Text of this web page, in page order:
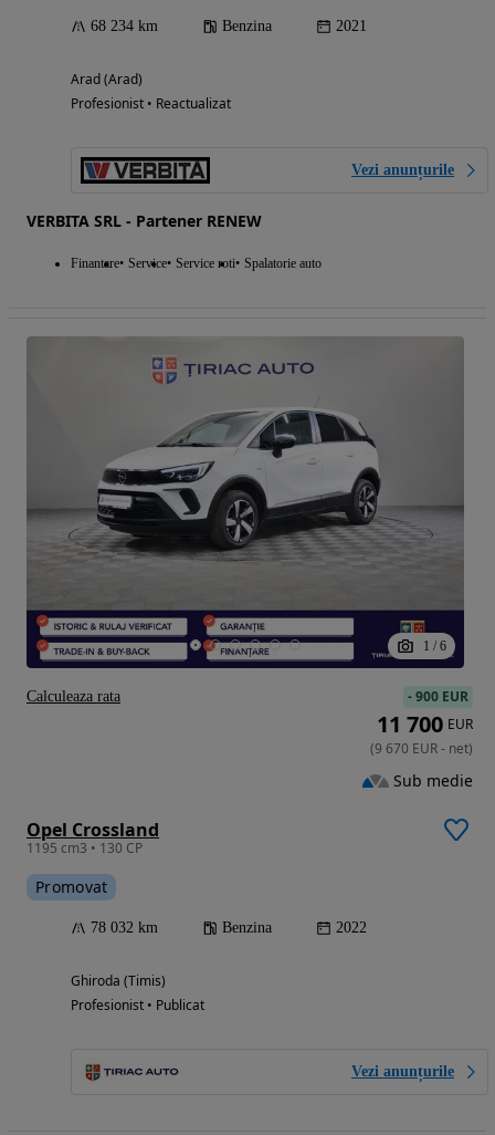
68 234 km Benzina 2021
Arad (Arad)
Profesionist • Reactualizat
Vezi anunțurile
VERBITA SRL - Partener RENEW
Finantare Service Service roti Spalatorie auto
1 / 6
Opel Crossland
1195 cm3 • 130 CP
Promovat
78 032 km Benzina 2022
Ghiroda (Timis)
Profesionist • Publicat
Vezi anunțurile
-900 EUR
11 700 EUR
(9 670 EUR- net)
Sub medie
Calculeaza rata